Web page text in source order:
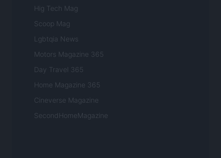
Hig Tech Mag
Scoop Mag
Lgbtqia News
Motors Magazine 365
Day Travel 365
Home Magazine 365
Cineverse Magazine
SecondHomeMagazine